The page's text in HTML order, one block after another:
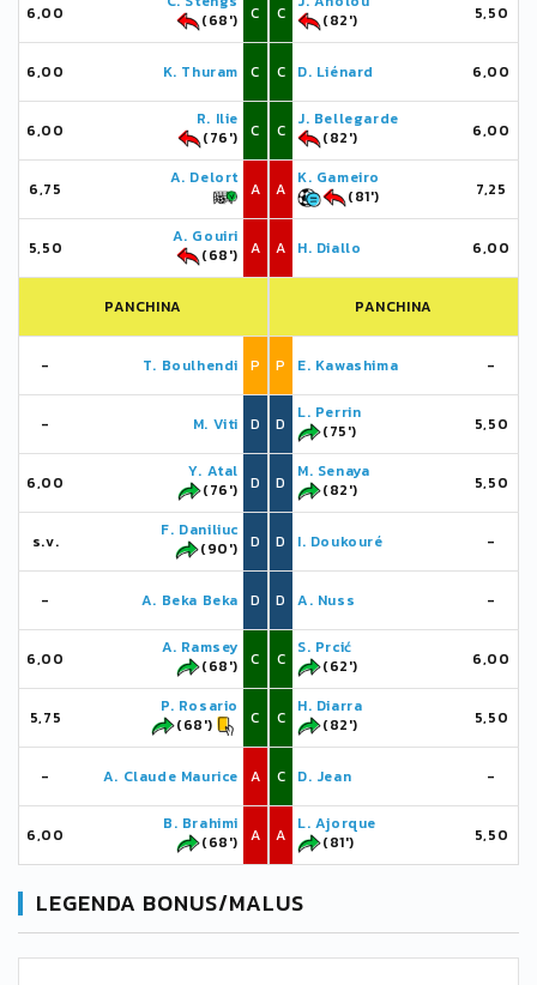
6,00
(68')
C
6,00 K. Thuram C
6,00
R. Ilie
(76')
C
6,75
A. Delort
A
5,50
A. Gouiri
(68')
A
PANCHINA
- T. Boulhendi P
- M. Viti D
6,00
Y. Atal
(76')
D
s.v.
F. Daniliuc
(90')
D
- A. Beka Beka D
6,00
A. Ramsey
(68')
C
5,75
P. Rosario
(68')
C
- A. Claude Maurice A
6,00
B. Brahimi
(68')
A
C
(82')
5,50
C D. Liénard 6,00
C
J. Bellegarde
(82')
6,00
A
K. Gameiro
(81')
7,25
A H. Diallo 6,00
PANCHINA
P E. Kawashima -
D
L. Perrin
(75')
5,50
D
M. Senaya
(82')
5,50
D I. Doukouré -
D A. Nuss -
C
S. Prcić
(62')
6,00
C
H. Diarra
(82')
5,50
C D. Jean -
A
L. Ajorque
(81')
5,50
LEGENDA BONUS/MALUS